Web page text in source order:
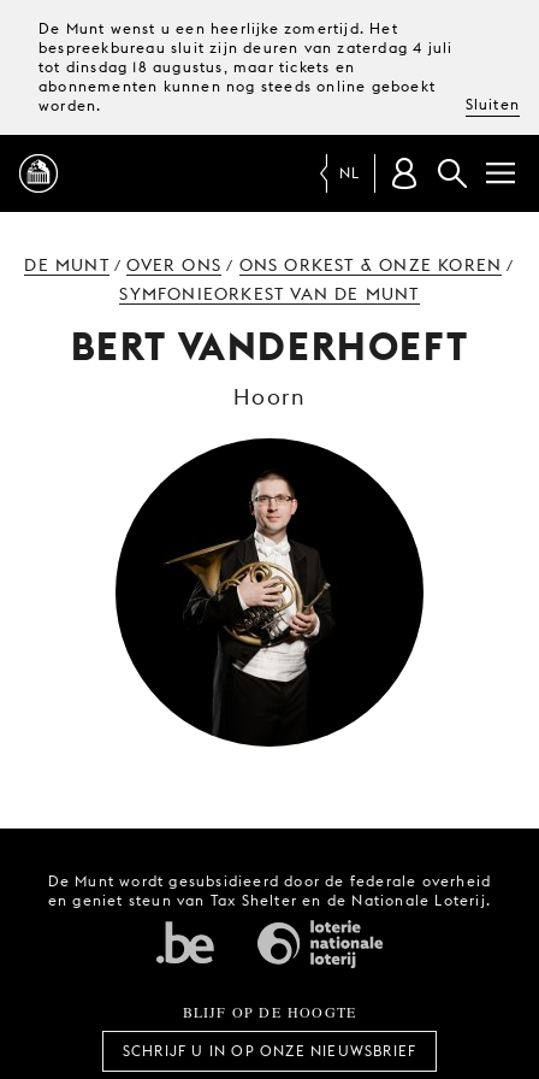
De Munt wenst u een heerlijke zomertijd. Het
bespreekbureau sluit zijn deuren van zaterdag 4 juli
tot dinsdag 18 augustus, maar tickets en
abonnementen kunnen nog steeds online geboekt
worden.
Sluiten
BEZOEK
JONG
PUBLIEK
DE
MUNT
ONS
NL
DE MUNT/OVER ONS / ONS ORKEST & ONZE KOREN /
SYMFONIEORKEST VAN DE MUNT
BERT VANDERHOEFT
Hoorn
De Munt wordt gesubsidieerd door de federale overheid
en geniet steun van Tax Shelter en de Nationale Loterij.
BLIJF OP DE HOOGTE
SCHRIJF U IN OP ONZE NIEUWSBRIEF